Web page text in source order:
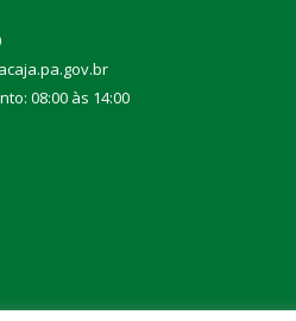
08:00 às 14:00